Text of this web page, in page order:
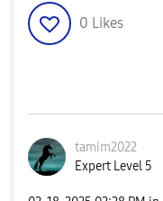
0 Likes
tamim2022
Expert Level 5